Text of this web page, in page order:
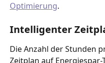
Optimierung.
Intelligenter
Die Anzahl der Stunden
Zeitplan auf